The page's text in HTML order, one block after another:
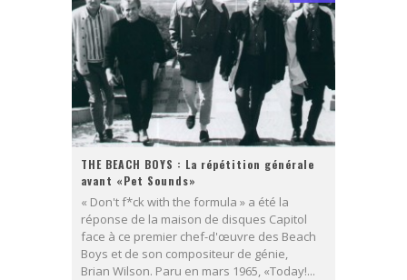
THE BEACH BOYS : La répétition générale
avant «Pet Sounds»
« Don't f*ck with the formula » a été la
réponse de la maison de disques Capitol
face à ce premier chef-d'œuvre des Beach
Boys et de son compositeur de génie,
Brian Wilson. Paru en mars 1965, «Today!...